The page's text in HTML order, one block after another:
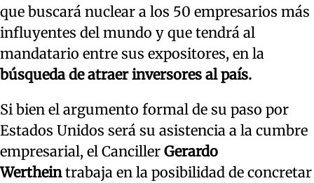
que buscará nuclear a los 50 empresarios más
influyentes del mundo y que tendrá al
mandatario entre sus expositores, en la
búsqueda de atraer inversores al país.
Si bien el argumento formal de su paso por
Estados Unidos será su asistencia a la cumbre
empresarial, el Canciller Gerardo
Wertheintrabaja en la posibilidad de concretar